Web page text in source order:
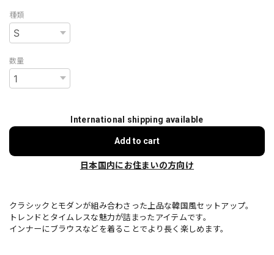
種類
数量
International shipping available
Add to cart
日本国内にお住まいの方向け
クラシックとモダンが組み合わさった上品な韓国風セットアップ。
トレンドとタイムレスな魅力が詰まったアイテムです。
インナーにブラウスなどを着ることでより長く楽しめます。